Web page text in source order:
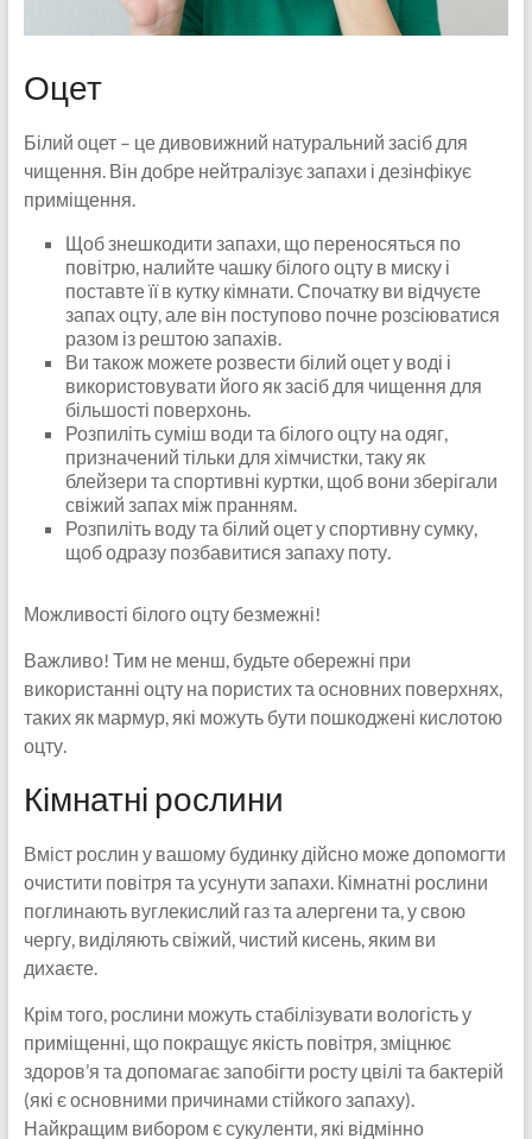
Оцет
Білий оцет – це дивовижний натуральний засіб для
чищення. Він добре нейтралізує запахи і дезінфікує
приміщення.
Щоб знешкодити запахи, що переносяться по
повітрю, налийте чашку білого оцту в миску і
поставте її в кутку кімнати. Спочатку ви відчуєте
запах оцту, але він поступово почне розсіюватися
разом із рештою запахів.
Ви також можете розвести білий оцет у воді і
використовувати його як засіб для чищення для
більшості поверхонь.
Розпиліть суміш води та білого оцту на одяг,
призначений тільки для хімчистки, таку як
блейзери та спортивні куртки, щоб вони зберігали
свіжий запах між пранням.
Розпиліть воду та білий оцет у спортивну сумку,
щоб одразу позбавитися запаху поту.
Можливості білого оцту безмежні!
Важливо! Тим не менш, будьте обережні при
використанні оцту на пористих та основних поверхнях,
таких як мармур, які можуть бути пошкоджені кислотою
оцту.
Кімнатні рослини
Вміст рослин у вашому будинку дійсно може допомогти
очистити повітря та усунути запахи. Кімнатні рослини
поглинають вуглекислий газ та алергени та, у свою
чергу, виділяють свіжий, чистий кисень, яким ви
дихаєте.
Крім того, рослини можуть стабілізувати вологість у
приміщенні, що покращує якість повітря, зміцнює
здоров’я та допомагає запобігти росту цвілі та бактерій
(які є основними причинами стійкого запаху).
Найкращим вибором є сукуленти, які відмінно